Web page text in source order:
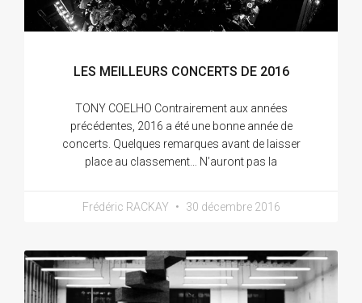
LES MEILLEURS CONCERTS DE 2016
TONY COELHO Contrairement aux années
précédentes, 2016 a été une bonne année de
concerts. Quelques remarques avant de laisser
place au classement… N’auront pas la
Frédéric RACKAY 30 décembre 2016